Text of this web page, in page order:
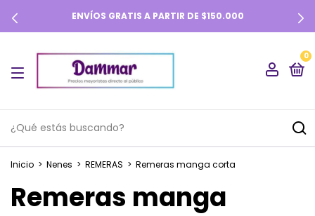
ENVÍOS GRATIS A PARTIR DE $150.000
0
Inicio > Nenes > REMERAS > Remeras manga corta
Remeras manga